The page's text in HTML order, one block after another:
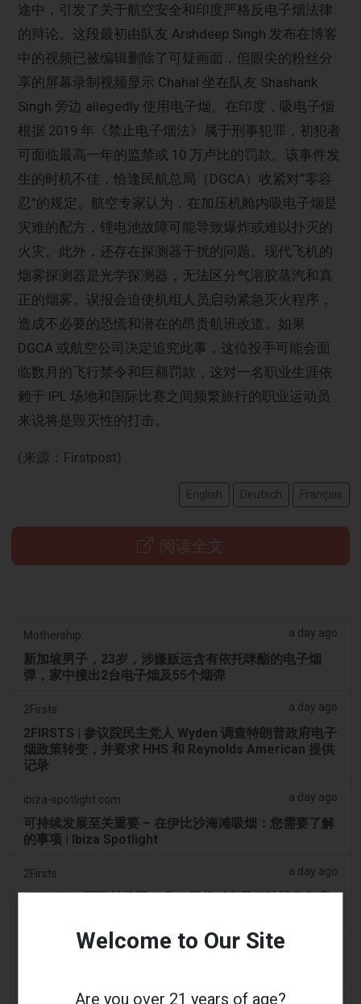
途中，引发了关于航空安全和印度严格反电子烟法律
的辩论。这段最初由队友 Arshdeep Singh 发布在博客
中的视频已被编辑删除了可疑画面，但眼尖的粉丝分
享的屏幕录制视频显示 Chahal 坐在队友 Shashank
Singh 旁边 allegedly 使用电子烟。在印度，吸电子烟
根据 2019 年《禁止电子烟法》属于刑事犯罪，初犯者
可面临最高一年的监禁或 10 万卢比的罚款。该事件发
生的时机不佳，恰逢民航总局（DGCA）收紧对“零容
忍”的规定。航空专家认为，在加压机舱内吸电子烟是
灾难的配方，锂电池故障可能导致爆炸或难以扑灭的
火灾。此外，还存在探测器干扰的问题。现代飞机的
烟雾探测器是光学探测器，无法区分气溶胶蒸汽和真
正的烟雾。误报会迫使机组人员启动紧急灭火程序，
造成不必要的恐慌和潜在的昂贵航班改道。如果
DGCA 或航空公司决定追究此事，这位投手可能会面
临数月的飞行禁令和巨额罚款，这对一名职业生涯依
赖于 IPL 场地和国际比赛之间频繁旅行的职业运动员
来说将是毁灭性的打击。
(来源：Firstpost)
English Deutsch Français
阅读全文
Mothership. a day ago
新加坡男子，23岁，涉嫌贩运含有依托咪酯的电子烟
弹，家中搜出2台电子烟及55个烟弹
2Firsts a day ago
2FIRSTS | 参议院民主党人 Wyden 调查特朗普政府电子
烟政策转变，并要求 HHS 和 Reynolds American 提供
记录
ibiza-spotlight.com a day ago
可持续发展至关重要 – 在伊比沙海滩吸烟：您需要了解
的事项 | Ibiza Spotlight
2Firsts a day ago
2FIRSTS | 阿联酋将于 9 月 1 日起对电子烟油设定每毫
Scottish Grocer & Convenience Retailer
Welcome to Our Site
Are you over 21 years of age?